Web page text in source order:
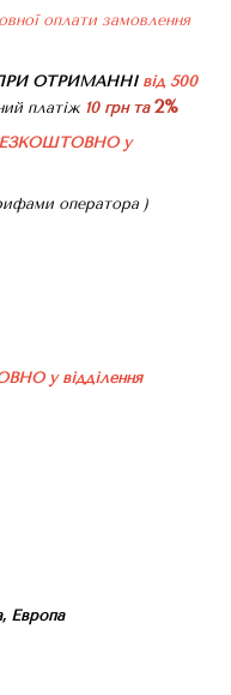
оплати замовлення
ОТРИМАННІ від 500
платіж 10 грн та 2%
БЕЗКОШТОВНО у
оператора )
у відділення
Европа